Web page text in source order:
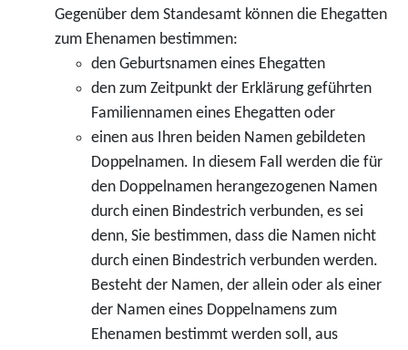
Gegenüber dem Standesamt können die Ehegatten
zum Ehenamen bestimmen:
den Geburtsnamen eines Ehegatten
den zum Zeitpunkt der Erklärung geführten
Familiennamen eines Ehegatten oder
einen aus Ihren beiden Namen gebildeten
Doppelnamen. In diesem Fall werden die für
den Doppelnamen herangezogenen Namen
durch einen Bindestrich verbunden, es sei
denn, Sie bestimmen, dass die Namen nicht
durch einen Bindestrich verbunden werden.
Besteht der Namen, der allein oder als einer
der Namen eines Doppelnamens zum
Ehenamen bestimmt werden soll, aus